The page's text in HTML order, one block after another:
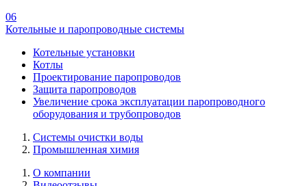
06
Котельные и паропроводные системы
Котельные установки
Котлы
Проектирование паропроводов
Защита паропроводов
Увеличение срока эксплуатации паропроводного
оборудования и трубопроводов
Системы очистки воды
Промышленная химия
О компании